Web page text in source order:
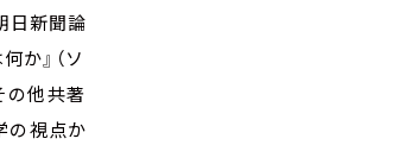
日新聞論
か』（ソ
の他共著
の視点か